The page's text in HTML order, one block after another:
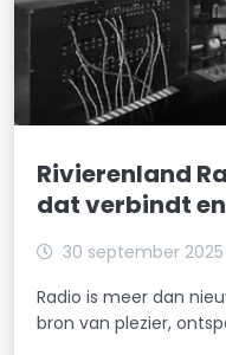
Rivierenland
dat verbindt
30 september 2025
Radio is meer dan
bron van plezier,